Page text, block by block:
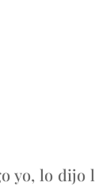
yo, lo dijo